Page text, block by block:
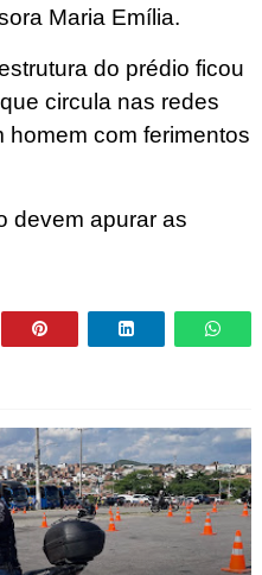
Maria Emília.
do prédio ficou
circula nas redes
com ferimentos
devem apurar as